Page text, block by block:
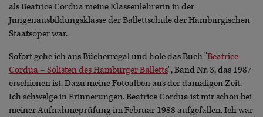
als Beatrice Cordua meine Klassenlehrerin in der
Jungenausbildungsklasse der Ballettschule der Hamburgischen
Staatsoper war.
Sofort gehe ich ans Bücherregal und hole das Buch "Beatrice
Cordua – Solisten des Hamburger Balletts", Band Nr. 3, das 1987
erschienen ist. Dazu meine Fotoalben aus der damaligen Zeit.
Ich schwelge in Erinnerungen. Beatrice Cordua ist mir schon bei
meiner Aufnahmeprüfung im Februar 1988 aufgefallen. Ich war